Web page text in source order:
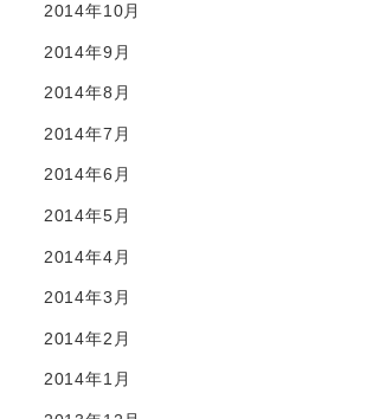
2014年10月
2014年9月
2014年8月
2014年7月
2014年6月
2014年5月
2014年4月
2014年3月
2014年2月
2014年1月